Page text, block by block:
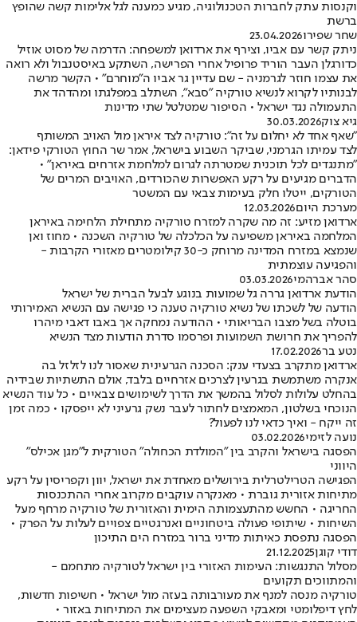
וקנסות עתק לחברות הטכנולוגיה, מגיע כמענה לגל אלימות קשה שהופץ
ברשת
שחר שפירו23.04.2026
ניתק קשר עם אביו, וצירף את ארדואן למשפחה: הדרמה של מסוט אוזיל
כדורגלן העבר הוריד פרופיל אחרי הפרישה, השתקע באיסטנבול ולא רואה
את עצמו חוזר לגרמניה - שם עדיין גר אביו ה"מוחרם" • הקשר מרשה
לבנותיו לקרוא לנשיא טורקיה "סבא", השתלב במפלגתו ומהדהד את
התעמולה נגד ישראל • הסיפור שמטלטל שתי מדינות
גיא צוק30.03.2026
"שאף אחד לא יחלום על זה": טורקיה לצד איראן מול האויב המשותף
לצד עמיתו הגרמני, שביקר השבוע בישראל, אמר שר החוץ הטורקי פידאן:
"מתנגדים לכל תוכנית שמטרתה לגרום למלחמת אזרחים באיראן" •
הדברים מגיעים על רקע האפשרות שהכורדים, האויבים המרים של
הטורקים, ייטלו חלק בעימות צבאי עם המשטר
מערכת היום12.03.2026
ארדואן מזיע: זה מה שקרה למזרח טורקיה מתחילת הלחימה באיראן
המלחמה באיראן משפיעה על הכלכלה של טורקיה השכנה • מחוז ואן
שנמצא במזרח המדינה מרוחק כ-30 קילומטרים מאזורי הקרבות -
והפגיעה עוצמתית
סהר אברהמי03.03.2026
הודעת ארדואן גררה גל שמועות בנוגע לבעל הברית של ישראל
הודעה של לשכתו של נשיא טורקיה טענה כי פגישה עם הנשיא האמירותי
בוטלה בשל מצבו הבריאותי • ההודעה נמחקה אך באבו דאבי מיהרו
להפריך את חרושת השמועות ופרסמו סדרת הודעות מצד הנשיא
נטע בר17.02.2026
ארדואן מתקרב בצעדי ענק: הסכנה הגרעינית שאסור לנו לזלזל בה
אנקרה משתמשת בגרעין לצרכים אזרחיים בלבד, אולם התשתיות שבידיה
בהחלט עלולות לסלול בהמשך את הדרך לשימושים צבאיים • כל עוד הנשיא
הנוכחי בשלטון, המאמצים לחתור לעבר נשק גרעיני לא ייפסקו • כמה זמן
זה ייקח - ואיך כדאי לנו לפעול?
נועה לזימי03.02.2026
הפסגה בישראל והקרב בין "המולדת הכחולה" הטורקית ל"מגן אכילס"
היווני
הפגישה הטרילטרלית בירושלים מאחדת את ישראל, יוון וקפריסין על רקע
מתיחות אזורית גוברת • מאנקרה עוקבים מקרוב אחרי ההתכנסות
החריגה • החשש מהתעצמותה הימית והאזורית של טורקיה מרחף מעל
השיחות • שיתופי פעולה ביטחוניים ואנרגטיים צפויים לעלות על הפרק •
הפסגה נתפסת כאיתות מדיני ברור במזרח הים התיכון
דודי קוגן21.12.2025
מסלול התנגשות: העימות האזורי בין ישראל לטורקיה מתחמם -
והמתווכים תקועים
טורקיה מנסה למנף את מעורבותה בעזה מול ישראל • חשיפות חדשות,
לחץ דיפלומטי ומאבקי השפעה מעצימים את המתיחות באזור •